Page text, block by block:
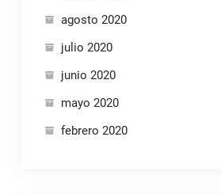
agosto 2020
julio 2020
junio 2020
mayo 2020
febrero 2020